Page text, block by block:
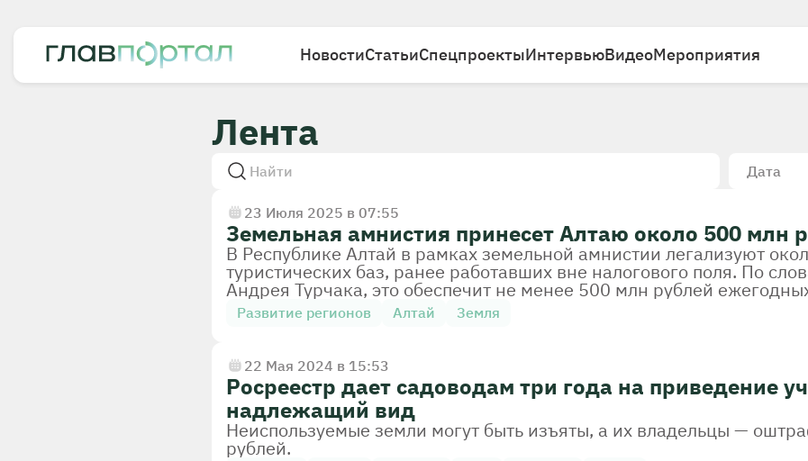
НовостиСтатьиСпецпроектыИнтервьюВидеоМероприятия
Лента
Дата
23 Июля 2025 в 07:55
Земельная амнистия принесет Алтаю около 500 млн
В Республике Алтай в рамках земельной амнистии легализуют
туристических баз, ранее работавших вне налогового поля. По
Андрея Турчака, это обеспечит не менее 500 млн рублей
информирует ТАСС.
Развитие регионов Алтай Земля
22 Мая 2024 в 15:53
Росреестр дает садоводам три года на приведение
надлежащий вид
Неиспользуемые земли могут быть изъяты, а их владельцы —
рублей.